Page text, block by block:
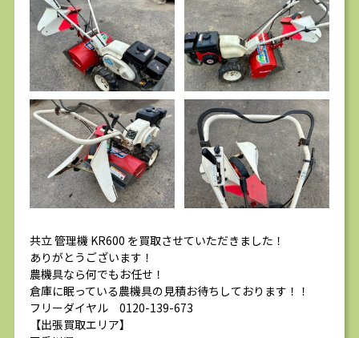
共立 管理機 KR600 を買取させていただきました！
ありがとうございます！
農機具なら何でもお任せ！
倉庫に眠っている農機具の見積お待ちしております！！
フリーダイヤル 0120-139-673
【出張買取エリア】